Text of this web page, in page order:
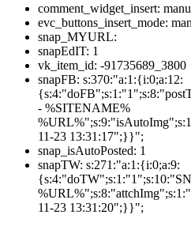
comment_widget_insert:
evc_buttons_insert_mode:
snap_MYURL:
snapEdIT: 1
vk_item_id: -91735689_3800
snapFB: s:370:"a:1:{i:0;a:12:
- %SITENAME%
11-23 13:31:17";}}";
snap_isAutoPosted: 1
snapTW: s:271:"a:1:{i:0;a:9:
11-23 13:31:20";}}";